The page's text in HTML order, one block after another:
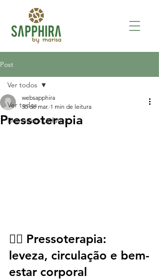
Post
Ver todos
Drenagem Linfática
Ver todos
Pressoterapia
websapphira
30 de mar. 1 min de leitura
💆‍♀️ Pressoterapia:
leveza, circulação e bem-
estar corporal